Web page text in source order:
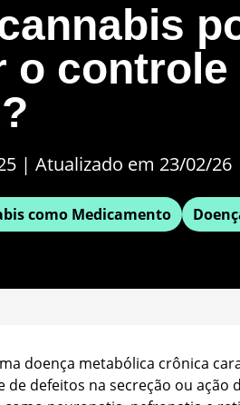
o controle
| Atualizado em 23/02/
como Medicamento
doença metabólica crônica
defeitos na secreção ou ação